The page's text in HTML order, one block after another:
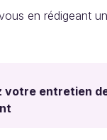
en rédigeant
votre entretien